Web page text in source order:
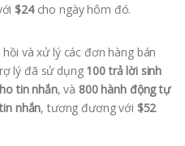
$24cho ngày hôm đó.
hồi và xử lý các đơn hàng bán
lý đã sử dụng 100 trả lời sinh
tin nhắn, và 800 hành động tự
nhắn, tương đương với $52